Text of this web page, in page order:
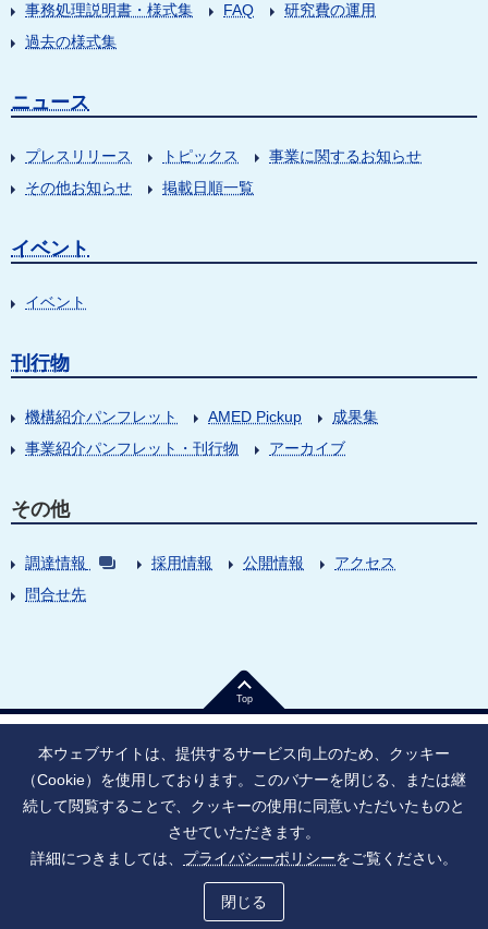
事務処理説明書・様式集 FAQ
研究費の運用
過去の様式集
ニュース
プレスリリース トピックス
事業に関するお知らせ
その他お知らせ
掲載日順一覧
イベント
イベント
刊行物
機構紹介パンフレット AMED Pickup
成果集
事業紹介パンフレット・刊行物
アーカイブ
その他
調達情報 採用情報 公開情報
アクセス
問合せ先
Top
法人番号：9010005023796 東京都千代田区大手町1丁目7番1号
寄附のお願い
ご利用上の注意
ソーシャル・ネットワーキング・サービス運用ポリシー
アクセシビリティ
Copyright © Japan Agency for Medical Research and Development, All Rights Reserved.
本ウェブサイトは、提供するサービス向上のため、クッキー
（Cookie）を使用しております。このバナーを閉じる、または継
続して閲覧することで、クッキーの使用に同意いただいたものと
させていただきます。
詳細につきましては、 プライバシーポリシーをご覧ください。
閉じる